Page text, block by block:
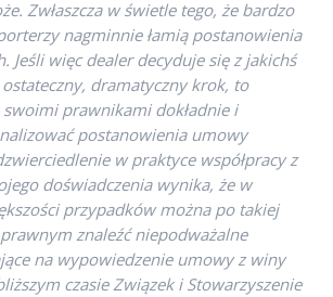
Zwłaszcza w świetle tego, że bardzo
nagminnie łamią postanowienia
Jeśli więc dealer decyduje się z jakichś
dramatyczny krok, to
prawnikami dokładnie i
postanowienia umowy
w praktyce współpracy z
doświadczenia wynika, że w
przypadków można po takiej
znaleźć niepodważalne
na wypowiedzenie umowy z winy
czasie Związek i Stowarzyszenie